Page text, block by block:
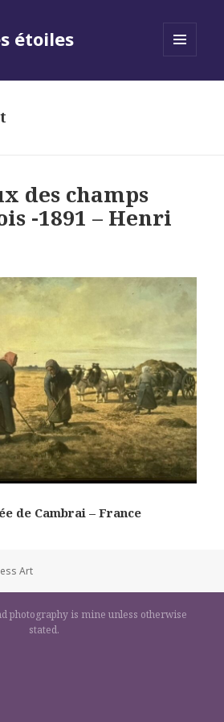
étoiles
des champs
-1891 – Henri
de Cambrai – France
Art
photography is mine unless otherwise
stated.